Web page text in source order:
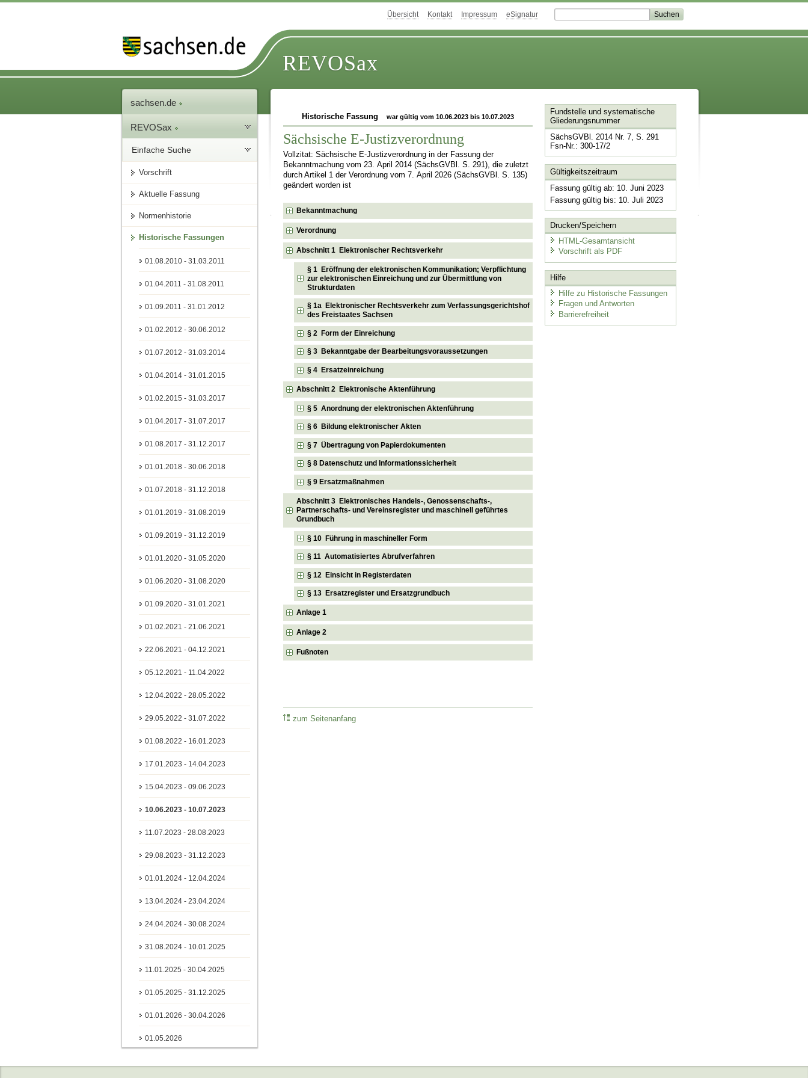
Übersicht Kontakt Impressum eSignatur
REVOSax
sachsen.de
REVOSax
Einfache Suche
Vorschrift
Aktuelle Fassung
Normenhistorie
Historische Fassungen
01.08.2010 - 31.03.2011
01.04.2011 - 31.08.2011
01.09.2011 - 31.01.2012
01.02.2012 - 30.06.2012
01.07.2012 - 31.03.2014
01.04.2014 - 31.01.2015
01.02.2015 - 31.03.2017
01.04.2017 - 31.07.2017
01.08.2017 - 31.12.2017
01.01.2018 - 30.06.2018
01.07.2018 - 31.12.2018
01.01.2019 - 31.08.2019
01.09.2019 - 31.12.2019
01.01.2020 - 31.05.2020
01.06.2020 - 31.08.2020
01.09.2020 - 31.01.2021
01.02.2021 - 21.06.2021
22.06.2021 - 04.12.2021
05.12.2021 - 11.04.2022
12.04.2022 - 28.05.2022
29.05.2022 - 31.07.2022
01.08.2022 - 16.01.2023
17.01.2023 - 14.04.2023
15.04.2023 - 09.06.2023
10.06.2023 - 10.07.2023
11.07.2023 - 28.08.2023
29.08.2023 - 31.12.2023
01.01.2024 - 12.04.2024
13.04.2024 - 23.04.2024
24.04.2024 - 30.08.2024
31.08.2024 - 10.01.2025
11.01.2025 - 30.04.2025
01.05.2025 - 31.12.2025
01.01.2026 - 30.04.2026
01.05.2026
Historische Fassung war gültig vom 10.06.2023 bis 10.07.2023
Sächsische E-Justizverordnung
Vollzitat: Sächsische E-Justizverordnung in der Fassung der
Bekanntmachung vom 23. April 2014 (SächsGVBl. S. 291), die zuletzt
durch Artikel 1 der Verordnung vom 7. April 2026 (SächsGVBl. S. 135)
geändert worden ist
Bekanntmachung
Verordnung
Abschnitt 1 Elektronischer Rechtsverkehr
§ 1 Eröffnung der elektronischen Kommunikation; Verpflichtung
zur elektronischen Einreichung und zur Übermittlung von
Strukturdaten
§ 1a Elektronischer Rechtsverkehr zum Verfassungsgerichtshof
des Freistaates Sachsen
§ 2 Form der Einreichung
§ 3 Bekanntgabe der Bearbeitungsvoraussetzungen
§ 4 Ersatzeinreichung
Abschnitt 2 Elektronische Aktenführung
§ 5 Anordnung der elektronischen Aktenführung
§ 6 Bildung elektronischer Akten
§ 7 Übertragung von Papierdokumenten
§ 8 Datenschutz und Informationssicherheit
§ 9 Ersatzmaßnahmen
Abschnitt 3 Elektronisches Handels-, Genossenschafts-,
Partnerschafts- und Vereinsregister und maschinell geführtes
Grundbuch
§ 10 Führung in maschineller Form
§ 11 Automatisiertes Abrufverfahren
§ 12 Einsicht in Registerdaten
§ 13 Ersatzregister und Ersatzgrundbuch
Anlage 1
Anlage 2
Fußnoten
zum Seitenanfang
Fundstelle und systematische
Gliederungsnummer
SächsGVBl. 2014 Nr. 7, S. 291
Fsn-Nr.: 300-17/2
Gültigkeitszeitraum
Fassung gültig ab: 10. Juni 2023
Fassung gültig bis: 10. Juli 2023
Drucken/Speichern
HTML-Gesamtansicht
Vorschrift als PDF
Hilfe
Hilfe zu Historische Fassungen
Fragen und Antworten
Barrierefreiheit